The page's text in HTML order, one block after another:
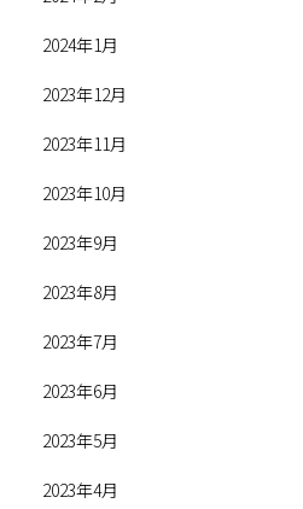
2024年1月
2023年12月
2023年11月
2023年10月
2023年9月
2023年8月
2023年7月
2023年6月
2023年5月
2023年4月